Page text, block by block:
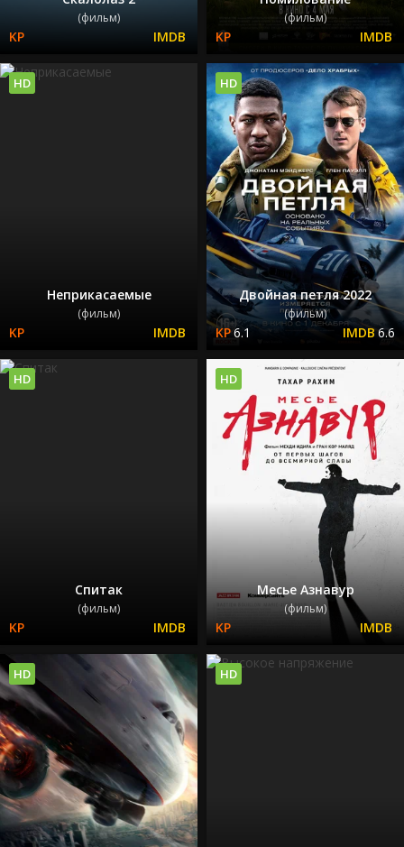
(фильм) (фильм)
Неприкасаемые
(фильм)
HD
Двойная петля 2022
(фильм)
6.1 6.6
HD
Спитак
(фильм)
HD
Месье Азнавур
(фильм)
HD
HD HD